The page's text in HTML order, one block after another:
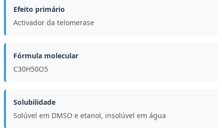
Efeito primário
Activador da telomerase
Fórmula molecular
C30H50O5
Solubilidade
Solúvel em DMSO e etanol, insolúvel em água